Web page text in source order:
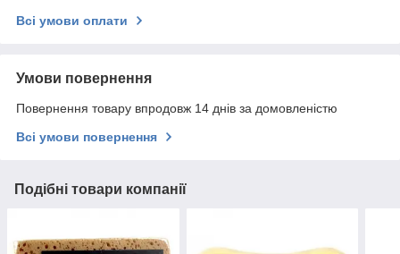
Всі умови оплати
Умови повернення
Повернення товару впродовж 14 днів за домовленістю
Всі умови повернення
Подібні товари компанії